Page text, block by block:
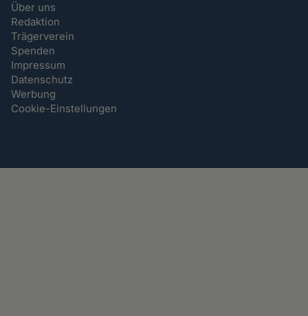
Über uns
Redaktion
Trägerverein
Spenden
Impressum
Datenschutz
Werbung
Cookie-Einstellungen